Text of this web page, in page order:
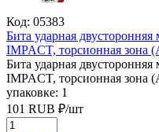
Код: 05383
Бита ударная
IMPACT, торсионная зона
Бита ударная
IMPACT, торсионная зона
упаковке: 1
101 RUB ₽/шт